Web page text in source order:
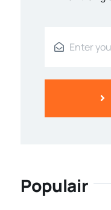
Populair